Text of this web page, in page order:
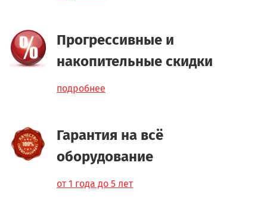
Прогрессивные и
накопительные скидки
подробнее
Гарантия на всё
оборудование
от 1 года до 5 лет